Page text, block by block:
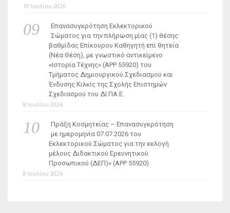
10 Ιουλίου 2026
Επανασυγκρότηση Εκλεκτορικού
Σώματος για την πλήρωση μίας (1) θέσης
βαθμίδας Επίκουρου Καθηγητή επί θητεία
(Νέα Θέση), με γνωστικό αντικείμενο
«Ιστορία Τέχνης» (ΑΡΡ 55920) του
Τμήματος Δημιουργικού Σχεδιασμού και
Ένδυσης Κιλκίς της Σχολής Επιστημών
Σχεδιασμού του ΔΙ.ΠΑ.Ε.
8 Ιουλίου 2026
Πράξη Κοσμητείας – Επανασυγκρότηση
με ημερομηνία 07.07.2026 του
Εκλεκτορικού Σώματος για την εκλογή
μέλους Διδακτικού Ερευνητικού
Προσωπικού (ΔΕΠ)» (APP 55920)
8 Ιουλίου 2026